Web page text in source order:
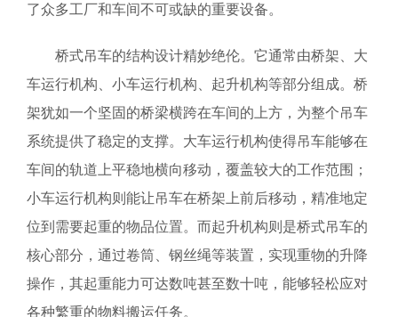
了众多工厂和车间不可或缺的重要设备。
桥式吊车的结构设计精妙绝伦。它通常由桥架、大
车运行机构、小车运行机构、起升机构等部分组成。桥
架犹如一个坚固的桥梁横跨在车间的上方，为整个吊车
系统提供了稳定的支撑。大车运行机构使得吊车能够在
车间的轨道上平稳地横向移动，覆盖较大的工作范围；
小车运行机构则能让吊车在桥架上前后移动，精准地定
位到需要起重的物品位置。而起升机构则是桥式吊车的
核心部分，通过卷筒、钢丝绳等装置，实现重物的升降
操作，其起重能力可达数吨甚至数十吨，能够轻松应对
各种繁重的物料搬运任务。